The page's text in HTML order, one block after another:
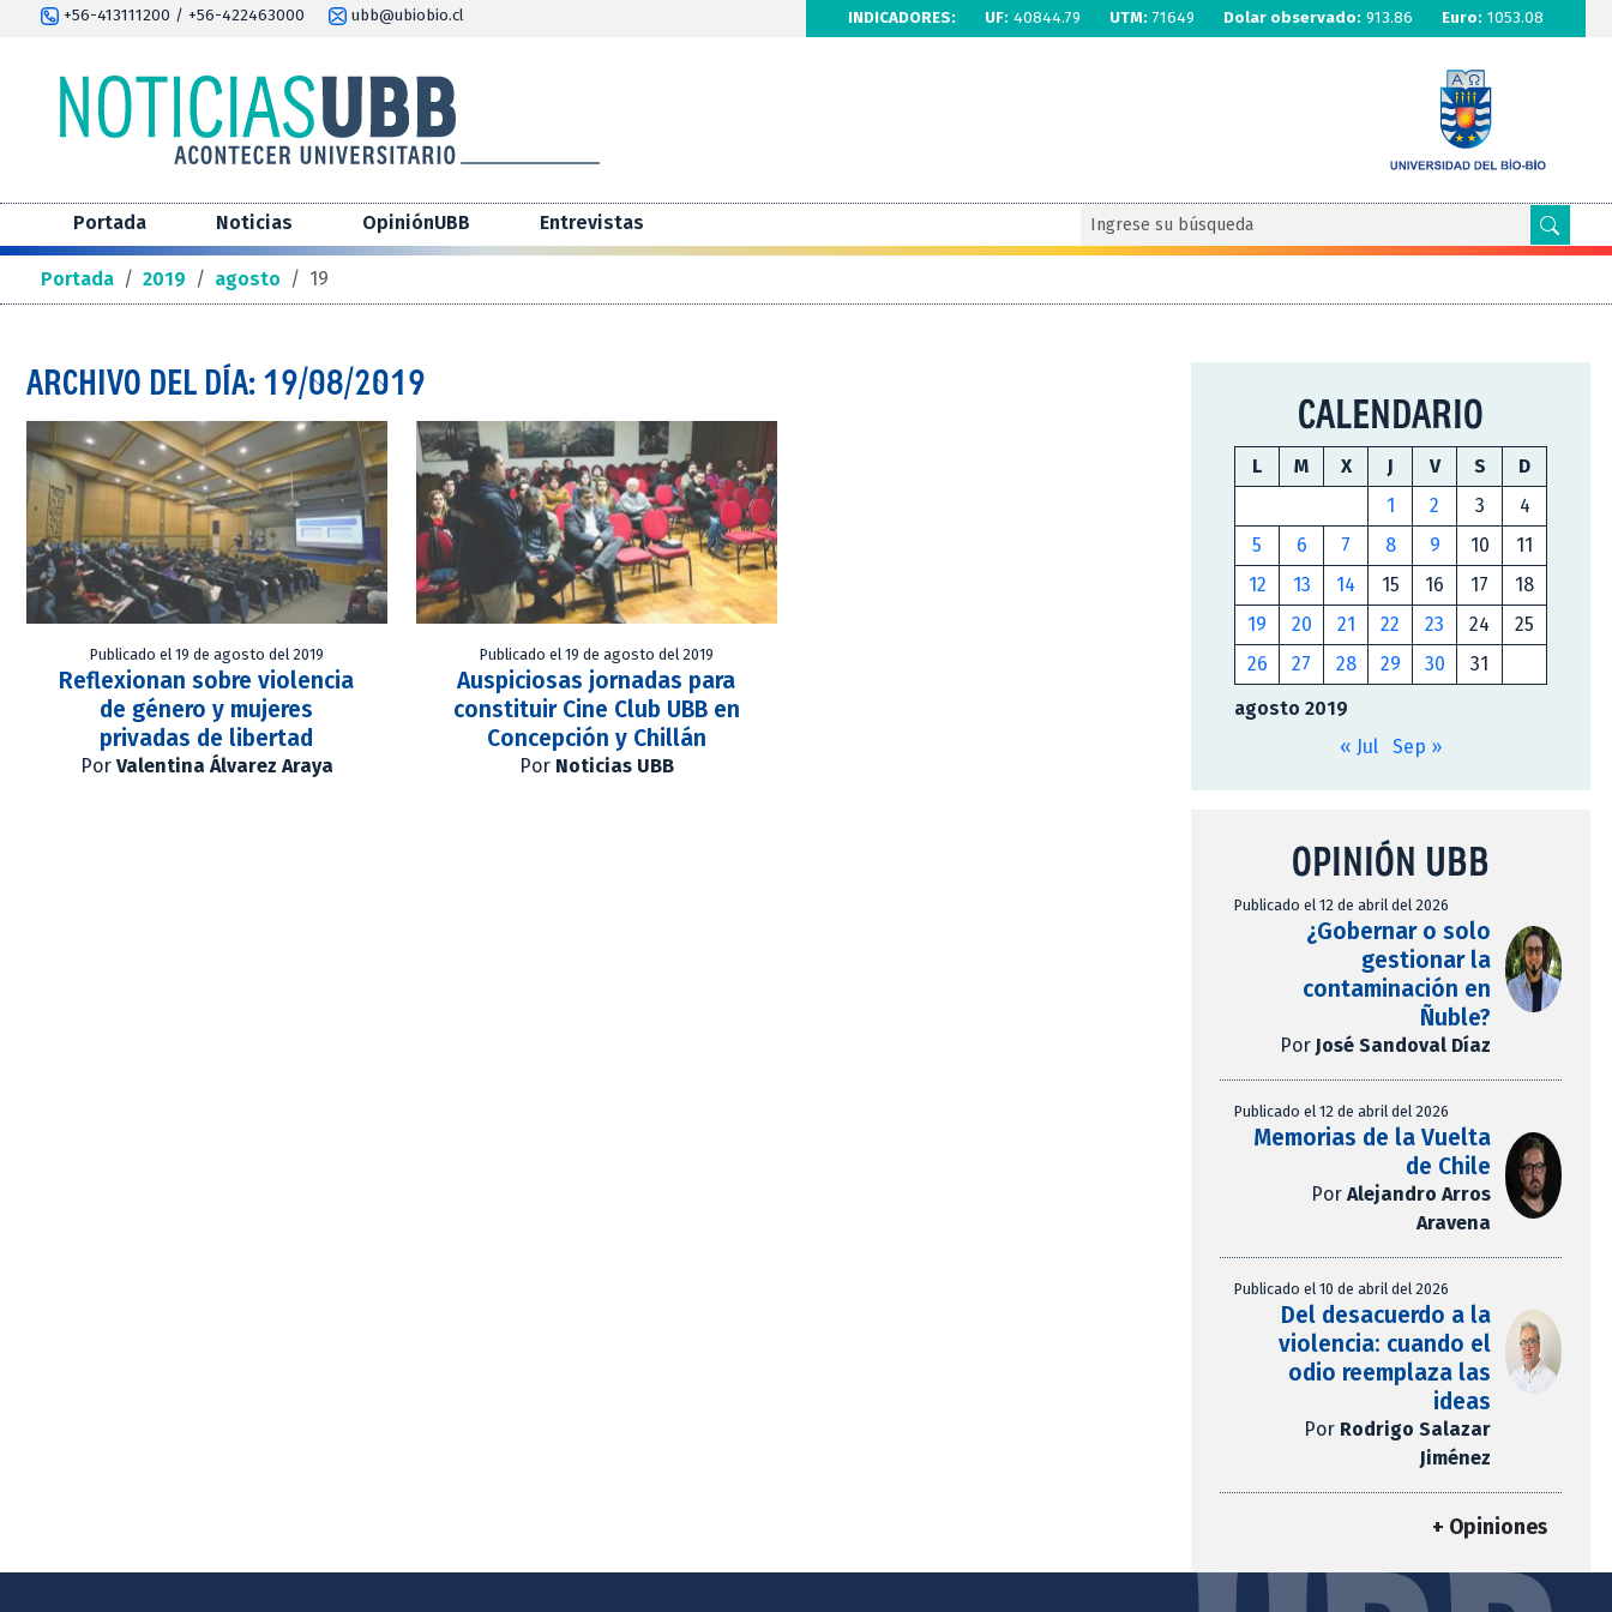
+56-413111200 / +56-422463000 ubb@ubiobio.cl INDICADORES: UF: 40844.79 UTM: 71649 Dolar observado: 913.86 Euro: 1053.08
Portada Noticias OpiniónUBB Entrevistas
Portada / 2019 / agosto / 19
ARCHIVO DEL DÍA: 19/08/2019
Publicado el 19 de agosto del 2019
Reflexionan sobre violencia
de género y mujeres
privadas de libertad
Por Valentina Álvarez Araya
Publicado el 19 de agosto del 2019
Auspiciosas jornadas para
constituir Cine Club UBB en
Concepción y Chillán
Por Noticias UBB
CALENDARIO
agosto 2019
L M X J V S
D
1
2 3
4
5
6 7 8 9 10
11
12
13 14 15 16 17
18
19
20 21 22 23 24
25
26
27 28 29 30 31
« Jul Sep »
OPINIÓN UBB
Publicado el 12 de abril del 2026
¿Gobernar o solo
gestionar la
contaminación en
Ñuble?
Por José Sandoval Díaz
Publicado el 12 de abril del 2026
Memorias de la Vuelta
de Chile
Por Alejandro Arros
Aravena
Publicado el 10 de abril del 2026
Del desacuerdo a la
violencia: cuando el
odio reemplaza las
ideas
Por Rodrigo Salazar
Jiménez
+ Opiniones